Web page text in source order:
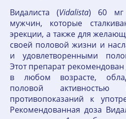
Видалиста (Vidalista) 60 мг
мужчин, которые
эрекции, а также для
своей половой жизни и
и удовлетворенными
Этот препарат
в любом возрасте,
половой
противопоказаний к
Рекомендованная доза